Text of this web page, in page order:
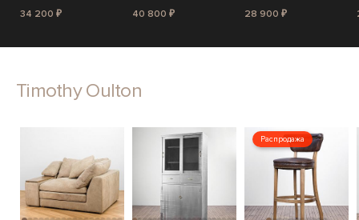
34 200 ₽
40 800 ₽
28 900 ₽
Timothy Oulton
Распродажа